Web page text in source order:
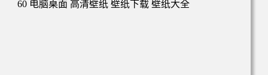
年回忆 荷塘荷叶 蜡笔小新 电脑桌面 高清壁纸 壁纸下载 壁